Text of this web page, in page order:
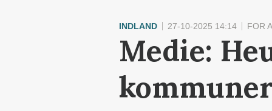
INDLAND 27-10-2025 14:14 FOR
Medie: